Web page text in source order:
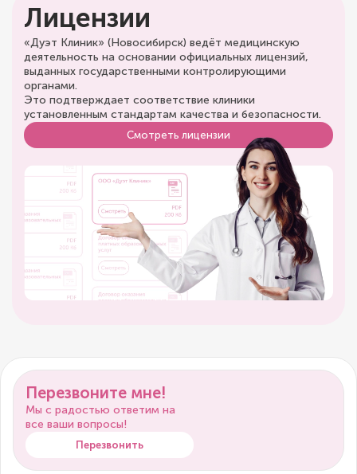
Лицензии
«Дуэт Клиник» (Новосибирск) ведёт медицинскую
деятельность на основании официальных лицензий,
выданных государственными контролирующими
органами.
Это подтверждает соответствие клиники
установленным стандартам качества и безопасности.
Смотреть лицензии
Перезвоните мне!
Мы с радостью ответим на
все ваши вопросы!
Перезвонить